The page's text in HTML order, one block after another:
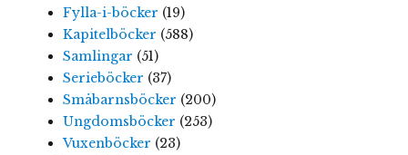
Fylla-i-böcker (19)
Kapitelböcker (588)
Samlingar (51)
Serieböcker (37)
Småbarnsböcker (200)
Ungdomsböcker (253)
Vuxenböcker (23)